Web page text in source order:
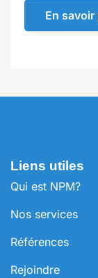
En savoir
Liens utiles
Qui est NPM?
Nos services
Références
Rejoindre